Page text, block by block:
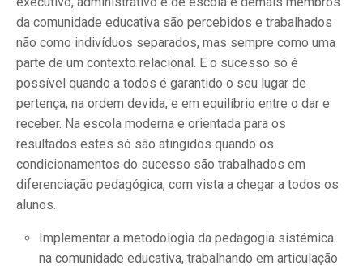
da comunidade educativa são percebidos e trabalhados
não como indivíduos separados, mas sempre como uma
parte de um contexto relacional. E o sucesso só é
possível quando a todos é garantido o seu lugar de
pertença, na ordem devida, e em equilíbrio entre o dar e
receber. Na escola moderna e orientada para os
resultados estes só são atingidos quando os
condicionamentos do sucesso são trabalhados em
diferenciação pedagógica, com vista a chegar a todos os
alunos.
Implementar a metodologia da pedagogia sistémica
na comunidade educativa, trabalhando em articulação